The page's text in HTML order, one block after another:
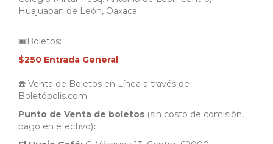
Huajuapan de León, Oaxaca
🎟️Boletos:
$250 Entrada General
☎️ Venta de Boletos en Línea a través de
Boletópolis.com
Punto de Venta de boletos (sin costo de comisión,
pago en efectivo):